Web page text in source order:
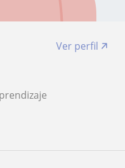
Ver perfil